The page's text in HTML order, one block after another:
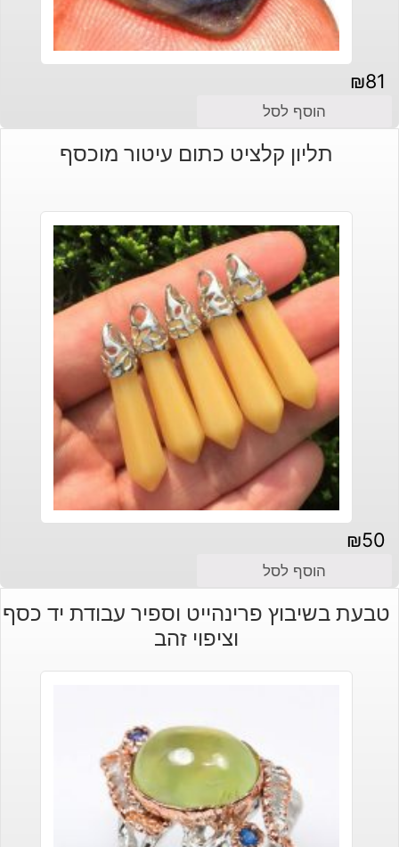
₪81
הוסף לסל
תליון קלציט כתום עיטור מוכסף
₪50
הוסף לסל
טבעת בשיבוץ פרינהייט וספיר עבודת יד כסף
וציפוי זהב